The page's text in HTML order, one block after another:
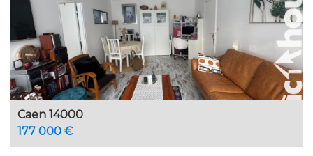
Caen 14000
177 000 €